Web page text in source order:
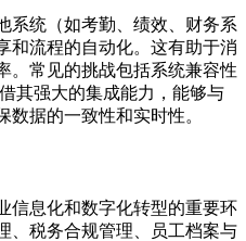
系统（如考勤、绩效、财务系
和流程的自动化。这有助于消
。常见的挑战包括系统兼容性
其强大的集成能力，能够与
据的一致性和实时性。
信息化和数字化转型的重要环
、税务合规管理、员工档案与